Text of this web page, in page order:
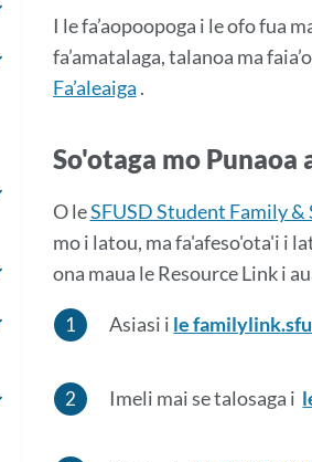
I le fa’aopoopoga i le ofo fua
fa’amatalaga, talanoa ma
Fa’aleaiga .
So'otaga mo Punaoa
O leSFUSD Student Family &
mo i latou, ma fa'afeso'ota'i i
ona maua le Resource Link i
Asiasi i le
Imeli mai se talosaga i
Fa'asolo
Fa'asolo
Fa'asolo
Fa'asolo
Fa'asolo
Fa'asolo